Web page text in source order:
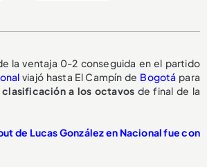
la ventaja 0-2 conseguida en el partido
viajó hasta El Campín de Bogotá para
clasificación a los octavos de final de la
de Lucas González en Nacional fue con